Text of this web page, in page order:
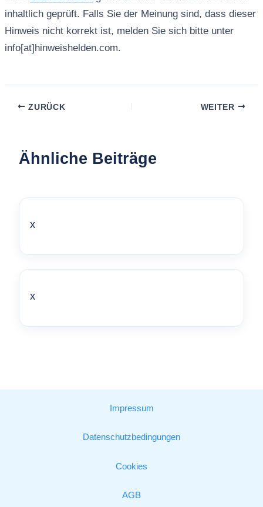
inhaltlich geprüft. Falls Sie der Meinung sind, dass dieser
Hinweis nicht korrekt ist, melden Sie sich bitte unter
info[at]hinweishelden.com.
ZURÜCK WEITER
Ähnliche Beiträge
x
x
Impressum
Datenschutzbedingungen
Cookies
AGB